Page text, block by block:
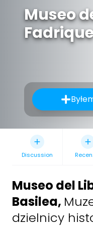
Museo
Discussion
Museo del
Basilea,
dzielnicy